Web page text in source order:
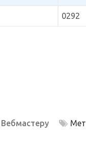
0292
Вебмастеру